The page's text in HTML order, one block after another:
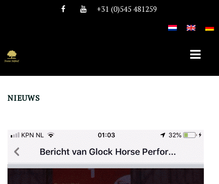
+31 (0)545 481259
HOME
GESCHICHTE
TEAM
STELLEN
NIEUWS